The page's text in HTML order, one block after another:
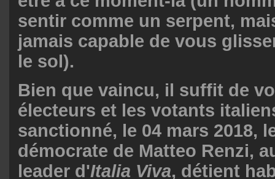
sentir comme un serpent,
jamais capable de vous
le sol).
Bien que vaincu, il suffit de
électeurs et les votants
sanctionné, le 04 mars 2018,
démocrate de Matteo Renzi,
leader d'Italia Viva, détient